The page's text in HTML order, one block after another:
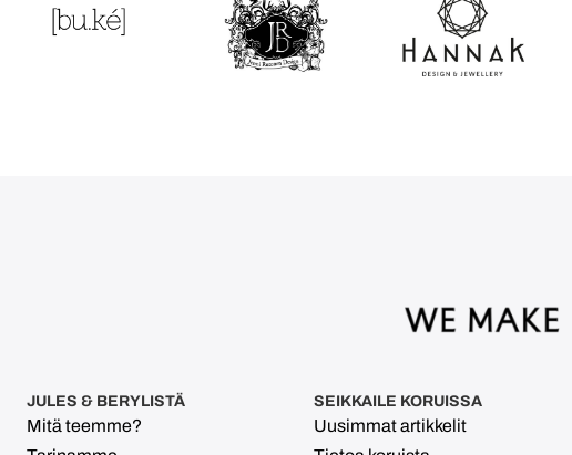
JULES & BERYLISTÄ
Mitä teemme?
SEIKKAILE KORUISSA
Uusimmat artikkelit